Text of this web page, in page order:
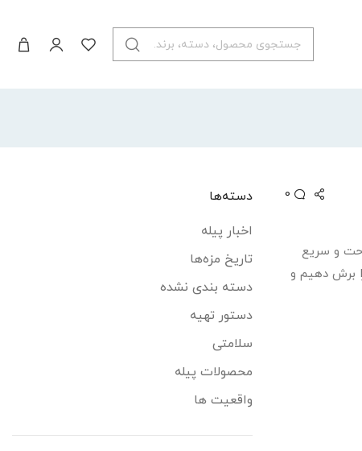
0
و سریع
برش دهیم و
دسته‌ها
اخبار پیله
تاریخ مزه‌ها
دسته بندی نشده
دستور تهیه
سلامتی
محصولات پیله
واقعیت ها